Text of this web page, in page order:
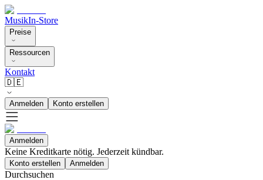
MusikIn-Store
Preise
Ressourcen
Kontakt
🇩🇪
Anmelden Konto erstellen
Anmelden
Keine Kreditkarte nötig. Jederzeit kündbar.
Konto erstellen Anmelden
Durchsuchen